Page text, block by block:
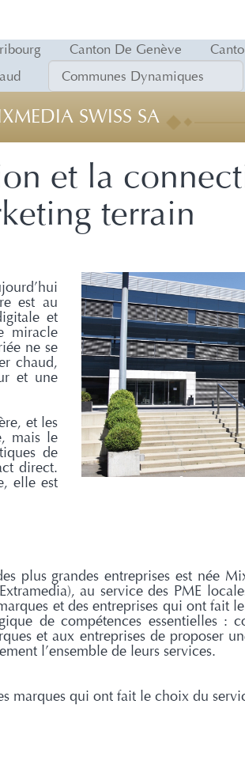
Canton De Genève
SWISS SA
et la
terrain
est au
et
miracle
ne se
chaud,
et une
et les
mais le
de
direct.
elle est
plus grandes entreprises est née
au service des PME
et des entreprises qui ont fait
de compétences essentielles :
et aux entreprises de proposer
l’ensemble de leurs services.
marques qui ont fait le choix du